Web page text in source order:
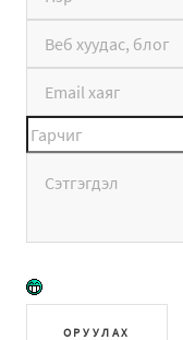
ОРУУЛАХ